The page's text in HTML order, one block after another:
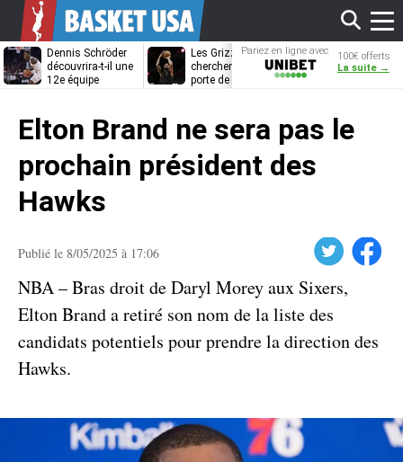
Dennis Schröder
découvrira-t-il une
12e équipe
Les Grizzlies
cherchent déjà une
porte de sortie
Dwane Casey
bientôt coach
Pariez en ligne avec
Unibet
100€ offerts
La suite →
Elton Brand ne sera pas le
prochain président des
Hawks
Publié le 8/05/2025 à 17:06 Facebook
NBA – Bras droit de Daryl Morey aux Sixers,
Elton Brand a retiré son nom de la liste des
candidats potentiels pour prendre la direction des
Hawks.